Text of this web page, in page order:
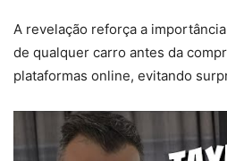
A revelação reforça a
de qualquer carro antes da
plataformas online, evitando